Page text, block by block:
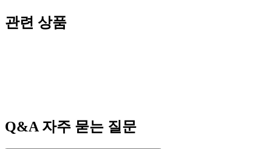
관련 상품
Q&A 자주 묻는 질문